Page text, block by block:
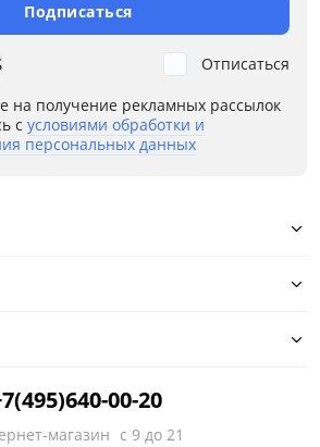
до
Подписаться
на получение рекламных рассылок
с условиями обработки и
персональных данных
Отписаться
00-20
магазин с 9 до 21